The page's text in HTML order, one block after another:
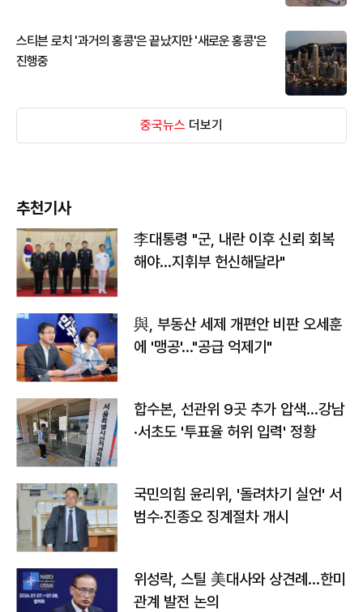
스티븐 로치 '과거의 홍콩'은 끝났지만 '새로운 홍콩'은
진행중
중국뉴스 더보기
추천기사
李대통령 "군, 내란 이후 신뢰 회복
해야…지휘부 헌신해달라"
與, 부동산 세제 개편안 비판 오세훈
에 '맹공'…"공급 억제기"
합수본, 선관위 9곳 추가 압색…강남
·서초도 '투표율 허위 입력' 정황
국민의힘 윤리위, '돌려차기 실언' 서
범수·진종오 징계절차 개시
위성락, 스틸 美대사와 상견례…한미
관계 발전 논의